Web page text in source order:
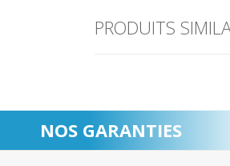
PRODUITS
NOS GARANTIES